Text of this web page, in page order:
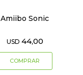
Amiibo Sonic
USD 44,00